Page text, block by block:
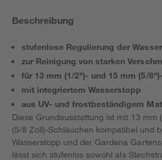
Beschreibung
stufenlose Regulierung der
zur Reinigung von starken
für 13 mm (1/2")- und 15 mm (5/
mit integriertem Wasserstopp
aus UV- und frostbeständigem
Diese Grundausstattung ist mit 13 mm
(5/8 Zoll)-Schläuchen kompatibel und
Wasserstopp und der Gardena
lässt sich stufenlos sowohl als